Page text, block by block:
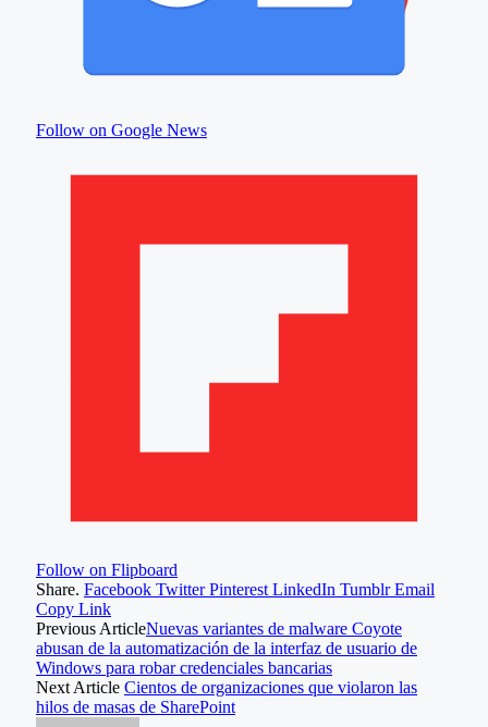
Follow on Google News
Follow on Flipboard
Share. Facebook Twitter Pinterest LinkedIn Tumblr Email
Copy Link
Previous ArticleNuevas variantes de malware Coyote
abusan de la automatización de la interfaz de usuario de
Windows para robar credenciales bancarias
Next Article Cientos de organizaciones que violaron las
hilos de masas de SharePoint